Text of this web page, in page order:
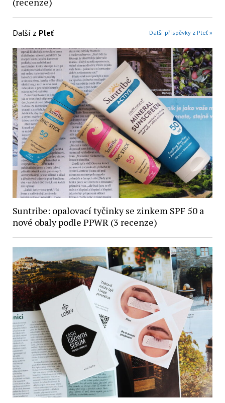
Další z Pleť Další příspěvky z Pleť »
Suntribe: opalovací tyčinky se zinkem SPF 50 a
nové obaly podle PPWR (3 recenze)